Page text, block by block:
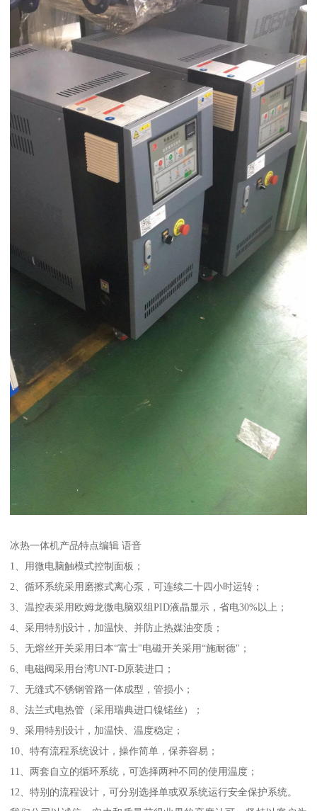
冰热一体机产品特点编辑 语音
1、用微电脑触模式控制面板；
2、循环系统采用磨擦式离心泵，可连续二十四小时运转；
3、温控表采用欧姆龙微电脑双组PID液晶显示，省电30%以上；
4、采用特别设计，加温快、并防止热媒油变质；
5、无熔丝开关采用日本“富士"电磁开关采用“施耐德"；
6、电磁阀采用台湾UNT-D原装进口；
7、无缝式不锈钢管路一体成型，管损小；
8、法兰式电热管（采用瑞典进口镍锘丝）；
9、采用特别设计，加温快、温度稳定；
10、特有流程系统设计，操作简单，保养容易；
11、两套自立的循环系统，可选择两种不同的使用温度；
12、特别的流程设计，可分别选择单或双系统运行安全保护系统。